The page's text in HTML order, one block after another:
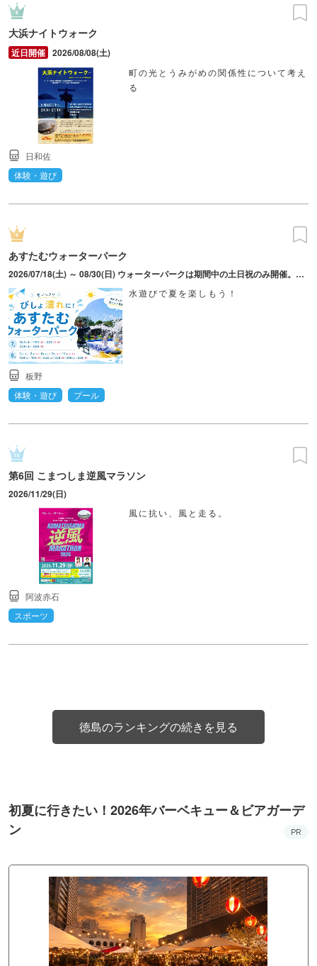
大浜ナイトウォーク
2026/08/08(土)
町の光とうみがめの関係性について考え
る
日和佐
体験・遊び
あすたむウォーターパーク
2026/07/18(土) ～ 08/30(日) ウォーターパークは期間中の土日祝のみ開催。雨天中止。徳島県立あすたむらんどは水曜日休園、但し8月5日（水）12日（水）26日（水）は臨時開園。7月・8月は18時まで開園。※日時は変更となる場合あり、最新情報はHPを参照
水遊びで夏を楽しもう！
板野
体験・遊び
プール
第6回 こまつしま逆風マラソン
2026/11/29(日)
風に抗い、風と走る。
阿波赤石
スポーツ
徳島のランキングの続きを見る
初夏に行きたい！2026年バーベキュー＆ビアガーデ
ン
PR